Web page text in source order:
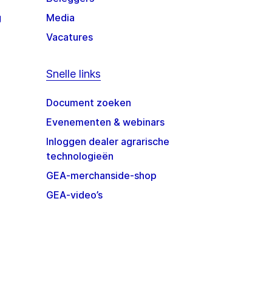
Media
Vacatures
Snelle links
Document zoeken
Evenementen & webinars
Inloggen dealer agrarische
technologieën
GEA-merchanside-shop
GEA-video’s